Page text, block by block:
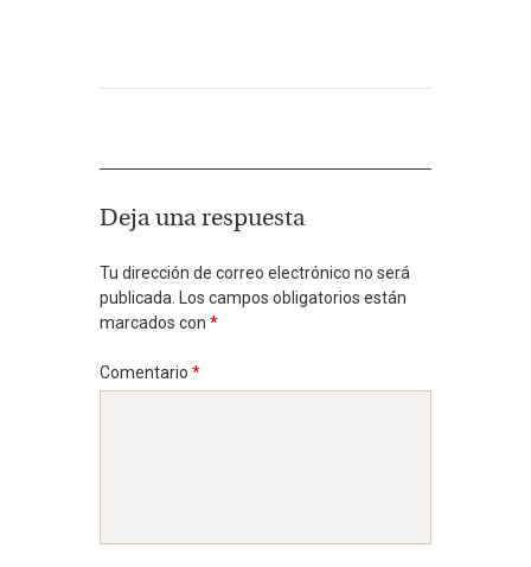
Deja una respuesta
Tu dirección de correo electrónico no será
publicada.
Los campos obligatorios están
marcados con *
Comentario *